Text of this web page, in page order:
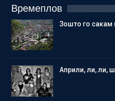
Времеплов
Зошто го сакам
Aприли, ли, ли,